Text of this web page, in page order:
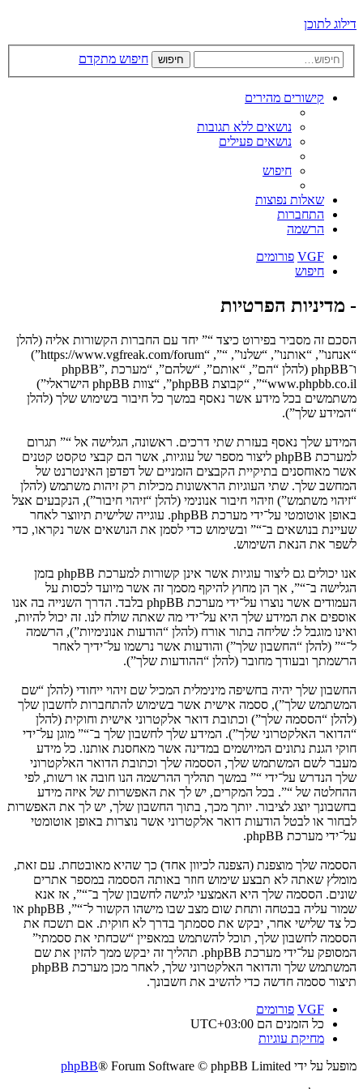
דילוג לתוכן
חיפוש חיפוש מתקדם
קישורים מהירים
נושאים ללא תגובות
נושאים פעילים
חיפוש
שאלות נפוצות
התחברות
הרשמה
VGF פורומים
חיפוש
- מדיניות הפרטיות
הסכם זה מסביר בפירוט כיצד “” יחד עם החברות הקשורות אליה (להלן
“אנחנו”, “אותנו”, “שלנו”, “”, “https://www.vgfreak.com/forum”)
ו־phpBB (להלן “הם”, “אותם”, “שלהם”, “מערכת phpBB”,
“www.phpbb.co.il”, “קבוצת phpBB”, “צוות phpBB הישראלי”)
משתמשים בכל מידע אשר נאסף במשך כל חיבור בשימוש שלך (להלן
“המידע שלך”).
המידע שלך נאסף בעזרת שתי דרכים. ראשונה, הגלישה אל “” תגרום
למערכת phpBB ליצור מספר של עוגיות, אשר הם קבצי טקסט קטנים
אשר מאוחסנים בתיקיית הקבצים הזמניים של דפדפן האינטרנט של
המחשב שלך. שתי העוגיות הראשונות מכילות רק זיהות משתמש (להלן
“זיהוי משתמש”) וזיהוי חיבור אנונימי (להלן “זיהוי חיבור”), הנקבעים אצל
באופן אוטומטי על־ידי מערכת phpBB. עוגייה שלישית תיווצר לאחר
שעיינת בנושאים ב־“” ובשימוש כדי לסמן את הנושאים אשר נקראו, כדי
לשפר את הנאת השימוש.
אנו יכולים גם ליצור עוגיות אשר אינן קשורות למערכת phpBB בזמן
הגלישה ב־“”, אך הן מחוץ להיקף מסמך זה אשר מיועד לכסות על
העמודים אשר נוצרו על־ידי מערכת phpBB בלבד. הדרך השנייה בה אנו
אוספים את המידע שלך היא על־ידי מה שאתה שולח לנו. זה יכול להיות,
ואינו מוגבל ל: שליחה בתור אורח (להלן “הודעות אנונימיות”), הרשמה
ל־“” (להלן “החשבון שלך”) והודעות אשר נרשמו על־ידיך לאחר
הרשמתך ובעודך מחובר (להלן “ההודעות שלך”).
החשבון שלך יהיה בחשיפה מינימלית המכיל שם זיהוי ייחודי (להלן “שם
המשתמש שלך”), ססמה אישית אשר בשימוש להתחברות לחשבון שלך
(להלן “הססמה שלך”) וכתובת דואר אלקטרוני אישית וחוקית (להלן
“הדואר האלקטרוני שלך”). המידע שלך לחשבון שלך ב־“” מוגן על־ידי
חוקי הגנת נתונים המיושמים במדינה אשר מאחסנת אותנו. כל מידע
מעבר לשם המשתמש שלך, הססמה שלך וכתובת הדואר האלקטרוני
שלך הנדרש על־ידי “” במשך תהליך ההרשמה הנו חובה או רשות, לפי
ההחלטה של “”. בכל המקרים, יש לך את האפשרות של איזה מידע
בחשבונך יוצג לציבור. יותך מכך, בתוך החשבון שלך, יש לך את האפשרות
לבחור או לבטל הודעות דואר אלקטרוני אשר נוצרות באופן אוטומטי
על־ידי מערכת phpBB.
הססמה שלך מוצפנת (הצפנה לכיוון אחד) כך שהיא מאובטחת. עם זאת,
מומלץ שאתה לא תבצע שימוש חוזר באותה הססמה במספר אתרים
שונים. הססמה שלך היא האמצעי לגישה לחשבון שלך ב־“”, אז אנא
שמור עליה בבטחה ותחת שום מצב שבו מישהו הקשור ל־“”, phpBB או
כל צד שלישי אחר, יבקש את ססמתך בדרך לא חוקית. אם תשכח את
הססמה לחשבון שלך, תוכל להשתמש במאפיין “שכחתי את ססמתי”
המסופק על־ידי מערכת phpBB. תהליך זה יבקש ממך להזין את שם
המשתמש שלך והדואר האלקטרוני שלך, לאחר מכן מערכת phpBB
תיצור ססמה חדשה כדי להשיב את חשבונך.
VGF פורומים
כל הזמנים הם UTC+03:00
מחיקת עוגיות
מופעל על ידי
phpBB® Forum Software © phpBB Limited